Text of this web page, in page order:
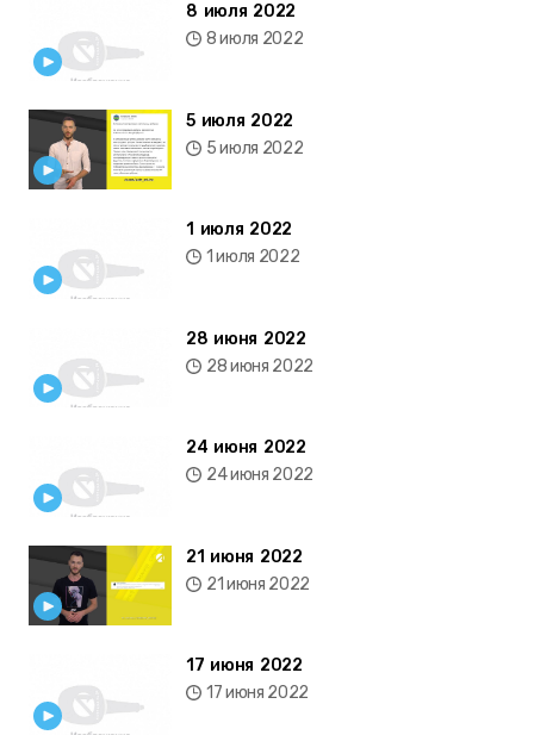
8 июля 2022
8 июля 2022
5 июля 2022
5 июля 2022
1 июля 2022
1 июля 2022
28 июня 2022
28 июня 2022
24 июня 2022
24 июня 2022
21 июня 2022
21 июня 2022
17 июня 2022
17 июня 2022